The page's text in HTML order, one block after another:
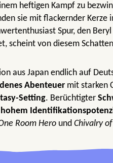
heftigen Kampf zu
sie mit flackernder Kerze
Spur, den
scheint von diesem
aus Japan endlich auf
Abenteuer mit starken
Setting. Berüchtigter
hohem
Room Hero und Chivalry